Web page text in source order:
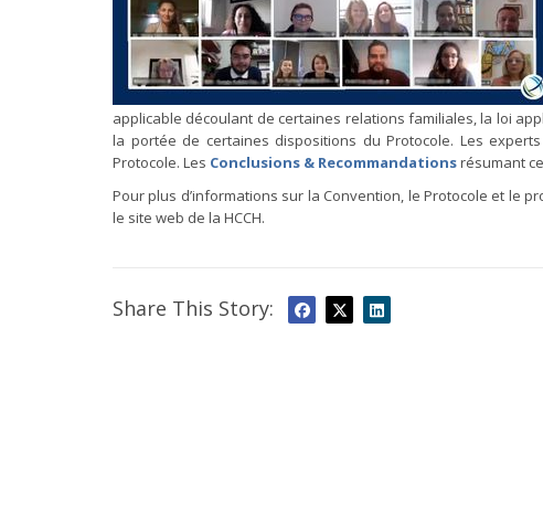
applicable découlant de certaines relations familiales, la loi
la portée de certaines dispositions du Protocole. Les
Protocole. Les Conclusions & Recommandationsrésumant
Pour plus d’informations sur la Convention, le Protocole et le
le site web de la HCCH.
Share This Story: